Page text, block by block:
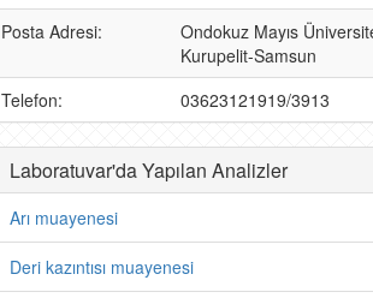
Posta Adresi:
Ondokuz Mayıs
Kurupelit-Samsun
Telefon:
03623121919/3913
Laboratuvar'da Yapılan Analizler
Arı muayenesi
Deri kazıntısı muayenesi